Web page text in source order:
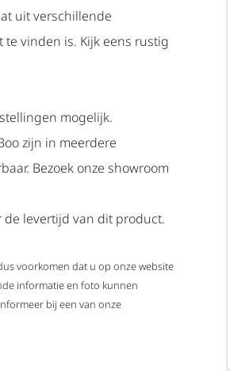
uit verschillende
vinden is. Kijk eens rustig
mogelijk.
zijn in meerdere
Bezoek onze showroom
levertijd van dit product.
voorkomen dat u op onze website
informatie en foto kunnen
bij een van onze